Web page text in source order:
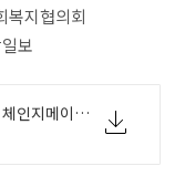
지협의회
보
[붙임] 2020 대한민국 사회혁신 체인지메이커 시상식 개최 계획.pdf